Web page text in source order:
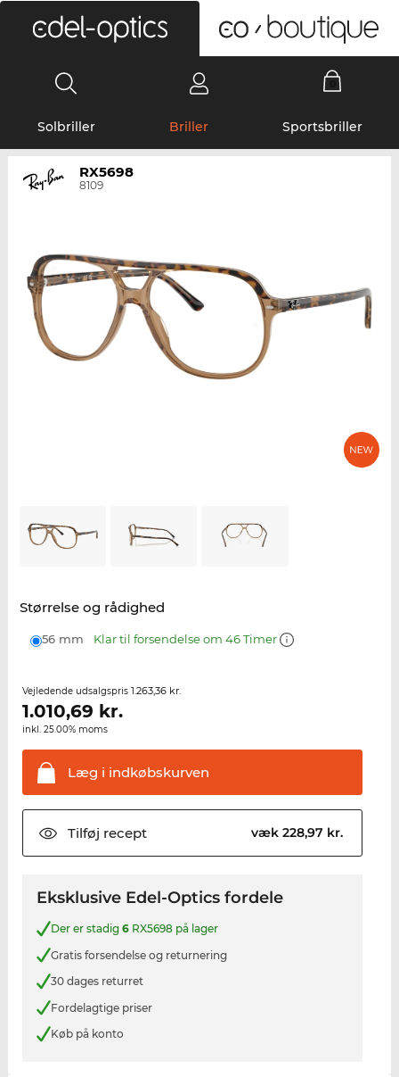
Solbriller Briller Sportsbriller
RX5698
8109
Størrelse og rådighed
56 mm Klar til forsendelse om 46 Timer
Vejledende udsalgspris 1.263,36 kr.
1.010,69 kr.
inkl. 25.00% moms
Læg i indkøbskurven
Tilføj recept væk 228,97 kr.
Eksklusive Edel-Optics fordele
Der er stadig 6RX5698 på lager
Gratis forsendelse og returnering
30 dages returret
Fordelagtige priser
Køb på konto